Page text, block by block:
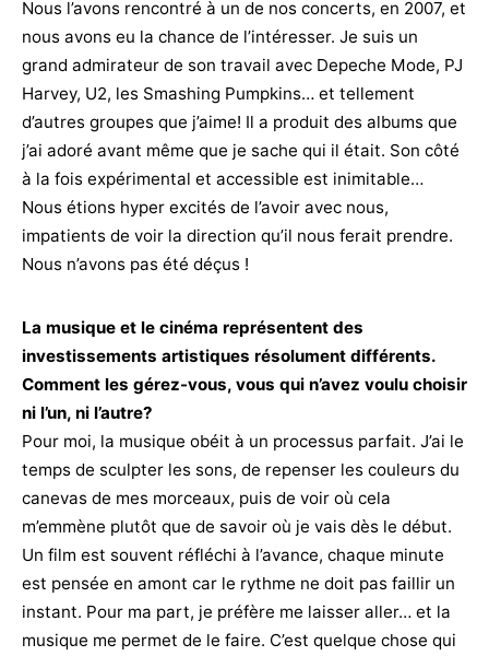
Nous l’avons rencontré à un de nos concerts, en 2007, et
nous avons eu la chance de l’intéresser. Je suis un
grand admirateur de son travail avec Depeche Mode, PJ
Harvey, U2, les Smashing Pumpkins… et tellement
d’autres groupes que j’aime! Il a produit des albums que
j’ai adoré avant même que je sache qui il était. Son côté
à la fois expérimental et accessible est inimitable…
Nous étions hyper excités de l’avoir avec nous,
impatients de voir la direction qu’il nous ferait prendre.
Nous n’avons pas été déçus !
La musique et le cinéma représentent des
investissements artistiques résolument différents.
Comment les gérez-vous, vous qui n’avez voulu choisir
ni l’un, ni l’autre?
Pour moi, la musique obéit à un processus parfait. J’ai le
temps de sculpter les sons, de repenser les couleurs du
canevas de mes morceaux, puis de voir où cela
m’emmène plutôt que de savoir où je vais dès le début.
Un film est souvent réfléchi à l’avance, chaque minute
est pensée en amont car le rythme ne doit pas faillir un
instant. Pour ma part, je préfère me laisser aller… et la
musique me permet de le faire. C’est quelque chose qui